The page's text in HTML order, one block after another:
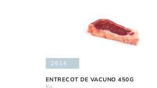
2614
ENTRECOT DE VACUNO 450G
Kg